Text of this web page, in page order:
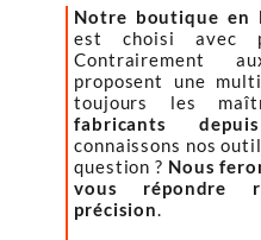
Notre boutique en
est choisi avec
Contrairement
proposent une
toujours les
fabricants
connaissons nos
question ? Nous
vous répondre
précision.